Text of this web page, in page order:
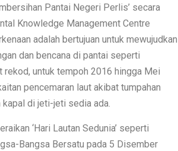
Pantai Negeri Perlis’ secara
Knowledge Management Centre
adalah bertujuan untuk mewujudkan
dan bencana di pantai seperti
rekod, untuk tempoh 2016 hingga Mei
pencemaran laut akibat tumpahan
di jeti-jeti sedia ada.
‘Hari Lautan Sedunia’ seperti
Bangsa Bersatu pada 5 Disember